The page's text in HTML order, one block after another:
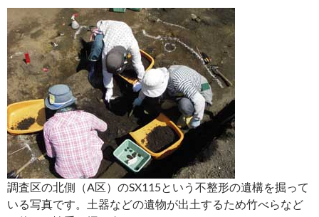
調査区の北側（A区）のSX115という不整形の遺構を掘って
いる写真です。土器などの遺物が出土するため竹べらなど